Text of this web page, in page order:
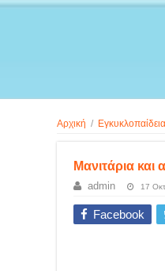
Αρχική / Εγκυκλοπαίδεια
Μανιτάρια
admin 17
Facebook